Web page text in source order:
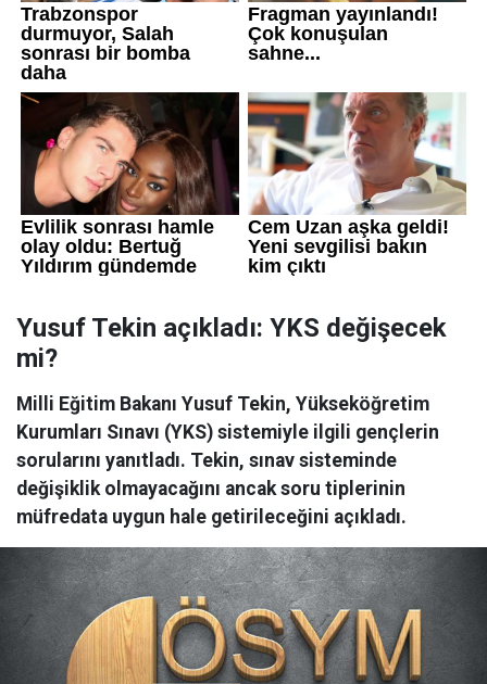
Yusuf Tekin açıkladı: YKS değişecek
mi?
Milli Eğitim Bakanı Yusuf Tekin, Yükseköğretim
Kurumları Sınavı (YKS) sistemiyle ilgili gençlerin
sorularını yanıtladı. Tekin, sınav sisteminde
değişiklik olmayacağını ancak soru tiplerinin
müfredata uygun hale getirileceğini açıkladı.